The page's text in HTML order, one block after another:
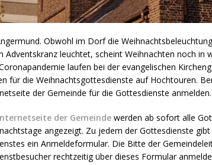
Obwohl im Dorf die
Adventskranz leuchtet, scheint Weihnachten noch in
laufen bei der evangelischen
für die Weihnachtsgottesdienste auf Hochtouren.
der Gemeinde für die Gottesdienste anmelden.
der Gemeinde werden ab sofort alle
angezeigt. Zu jedem der Gottesdienste
ein Anmeldeformular. Die Bitte der
rechtzeitig über dieses Formular